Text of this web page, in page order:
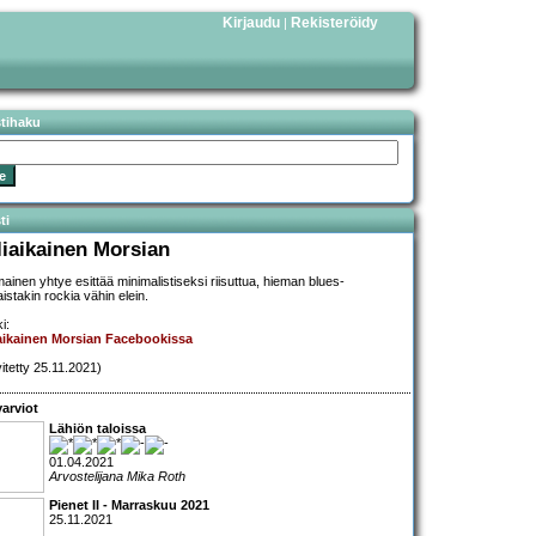
Kirjaudu | Rekisteröidy
Morsian
yhtye esittää minimalistiseksi riisuttua, hieman blues-
rockia vähin elein.
Morsian Facebookissa
25.11.2021)
Lähiön taloissa
01.04.2021
Arvostelijana Mika Roth
Pienet II - Marraskuu 2021
25.11.2021